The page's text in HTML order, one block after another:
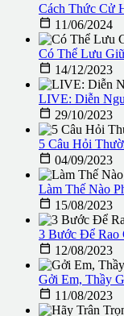
Cách Thức Cử
 11/06/2024
Có Thể Lưu
 14/12/2023
LIVE: Diễn
 29/10/2023
5 Câu Hỏi
 04/09/2023
Làm Thế Nào
 15/08/2023
3 Bước Để Rao
 12/08/2023
Gởi Em, Thầy
 11/08/2023